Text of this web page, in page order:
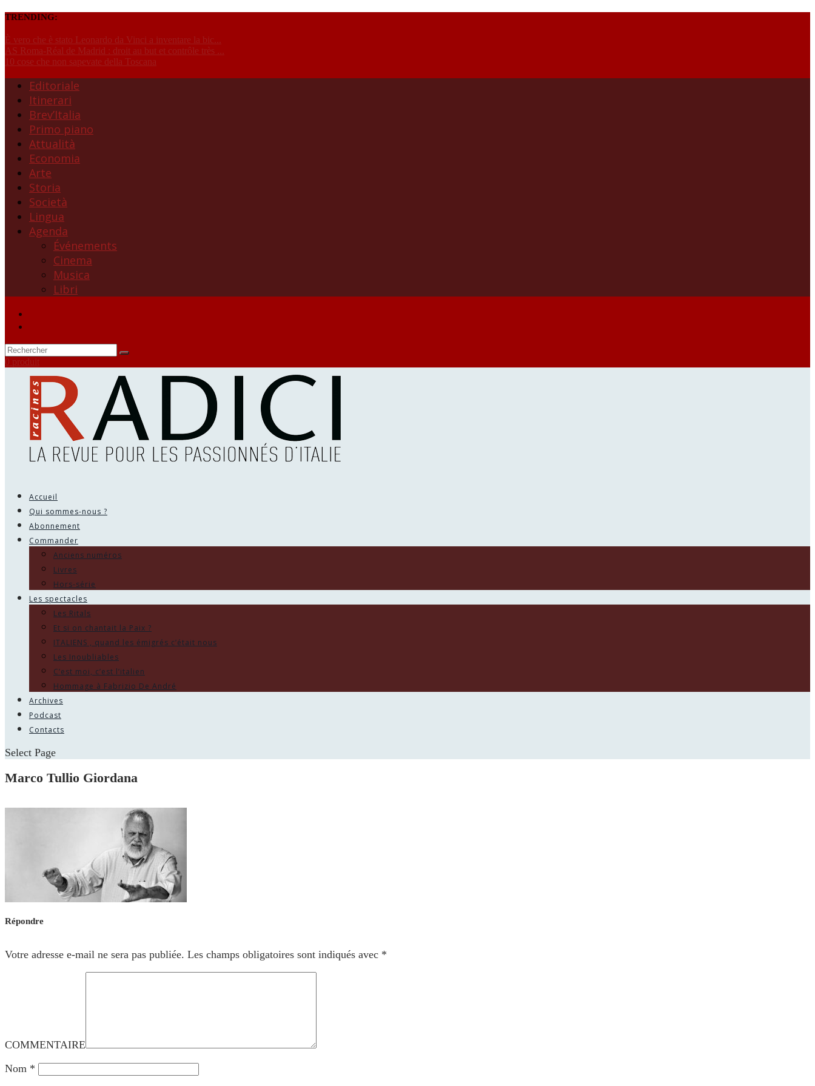
TRENDING:
È vero che è stato Leonardo da Vinci a inventare la bic...
AS Roma-Réal de Madrid : droit au but et contrôle très ...
10 cose che non sapevate della Toscana
Editoriale
Itinerari
Brev’Italia
Primo piano
Attualità
Economia
Arte
Storia
Società
Lingua
Agenda
Événements
Cinema
Musica
Libri
0 produit
Accueil
Qui sommes-nous ?
Abonnement
Commander
Anciens numéros
Livres
Hors-série
Les spectacles
Les Ritals
Et si on chantait la Paix ?
ITALIENS , quand les émigrés c’était nous
Les Inoubliables
C’est moi, c’est l’italien
Hommage à Fabrizio De André
Archives
Podcast
Contacts
Select Page
Marco Tullio Giordana
Répondre
Votre adresse e-mail ne sera pas publiée. Les champs obligatoires sont indiqués avec *
COMMENTAIRE
Nom *